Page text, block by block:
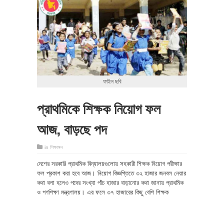
ফাইল ছবি
প্রাথমিকে শিক্ষক নিয়োগ ফল
আজ, বাড়ছে পদ
in শিক্ষাঙ্গন
দেশের সরকারি প্রাথমিক বিদ্যালয়গুলোয় সহকারী শিক্ষক নিয়োগ পরীক্ষার
ফল প্রকাশ করা হবে আজ। নিয়োগ বিজ্ঞপ্তিতে ৩২ হাজার জনবল নেয়ার
কথা বলা হলেও পদের সংখ্যা পাঁচ হাজার বাড়ানোর কথা জানায় প্রাথমিক
ও গণশিক্ষা মন্ত্রণালয়। এর ফলে ৩৭ হাজারের কিছু বেশি শিক্ষক